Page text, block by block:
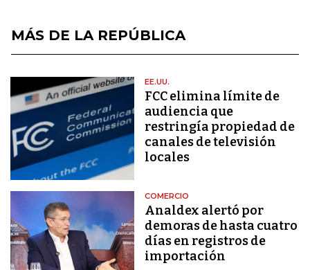
MÁS DE LA REPÚBLICA
EE.UU.
FCC elimina límite de
audiencia que
restringía propiedad de
canales de televisión
locales
COMERCIO
Analdex alertó por
demoras de hasta cuatro
días en registros de
importación